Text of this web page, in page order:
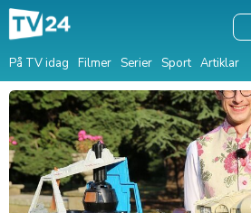
På TV idag Filmer Serier Sport Artiklar